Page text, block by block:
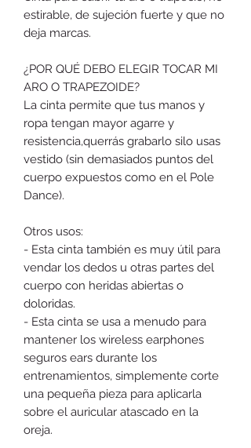
estirable, de sujeción fuerte y que no
deja marcas.
¿POR QUÉ DEBO ELEGIR TOCAR MI
ARO O TRAPEZOIDE?
La cinta permite que tus manos y
ropa tengan mayor agarre y
resistencia,querrás grabarlo silo usas
vestido (sin demasiados puntos del
cuerpo expuestos como en el Pole
Dance).
Otros usos:
- Esta cinta también es muy útil para
vendar los dedos u otras partes del
cuerpo con heridas abiertas o
doloridas.
- Esta cinta se usa a menudo para
mantener los wireless earphones
seguros ears durante los
entrenamientos, simplemente corte
una pequeña pieza para aplicarla
sobre el auricular atascado en la
oreja.